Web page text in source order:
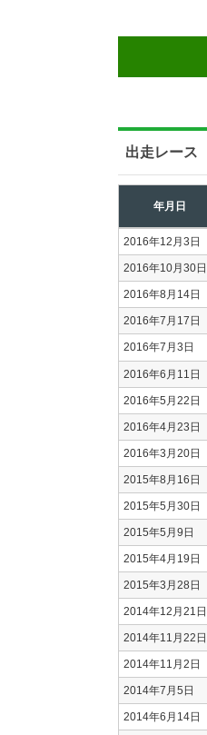
出走レース
年月日
2016年12月3日
2016年10月30日
2016年8月14日
2016年7月17日
2016年7月3日
2016年6月11日
2016年5月22日
2016年4月23日
2016年3月20日
2015年8月16日
2015年5月30日
2015年5月9日
2015年4月19日
2015年3月28日
2014年12月21日
2014年11月22日
2014年11月2日
2014年7月5日
2014年6月14日